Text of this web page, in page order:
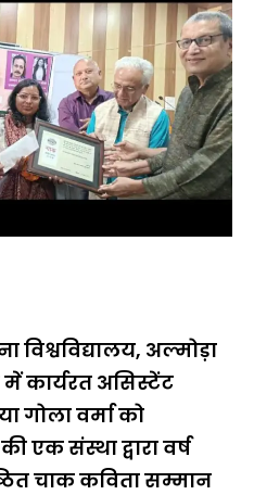
विश्वविद्यालय, अल्मोड़ा
में कार्यरत असिस्टेंट
गोला वर्मा को
संस्था द्वारा वर्ष
चाक कविता सम्मान